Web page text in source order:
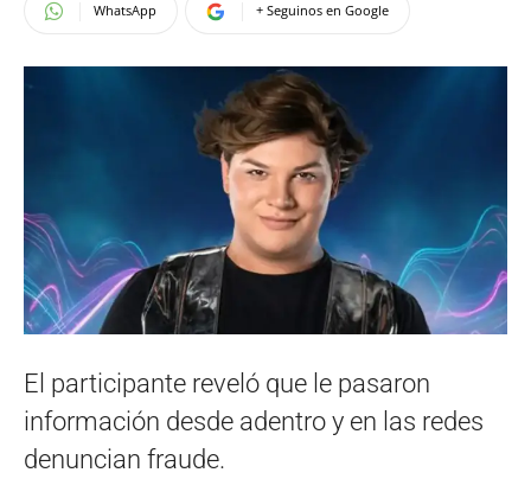
WhatsApp + Seguinos en Google
El participante reveló que le pasaron
información desde adentro y en las redes
denuncian fraude.